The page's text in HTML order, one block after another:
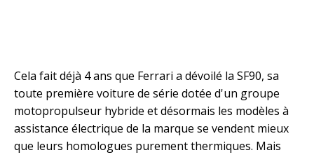
Cela fait déjà 4 ans que Ferrari a dévoilé la SF90, sa
toute première voiture de série dotée d'un groupe
motopropulseur hybride et désormais les modèles à
assistance électrique de la marque se vendent mieux
que leurs homologues purement thermiques. Mais